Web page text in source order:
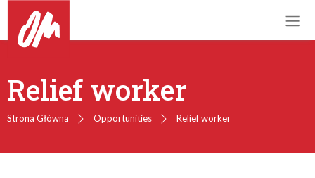
Relief worker
Strona Główna Opportunities Relief worker